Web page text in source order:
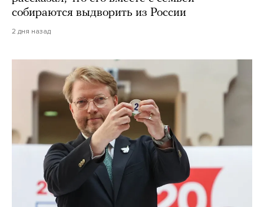
собираются выдворить из России
2 дня назад